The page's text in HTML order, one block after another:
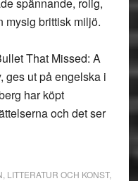
mysig brittisk miljö.
That Missed: A
ges ut på engelska i
har köpt
och det ser
LITTERATUR OCH KONST,